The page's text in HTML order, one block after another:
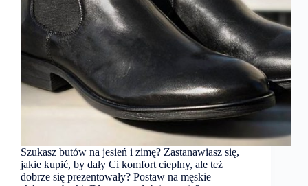
Szukasz butów na jesień i zimę? Zastanawiasz się,
jakie kupić, by dały Ci komfort cieplny, ale też
dobrze się prezentowały? Postaw na męskie